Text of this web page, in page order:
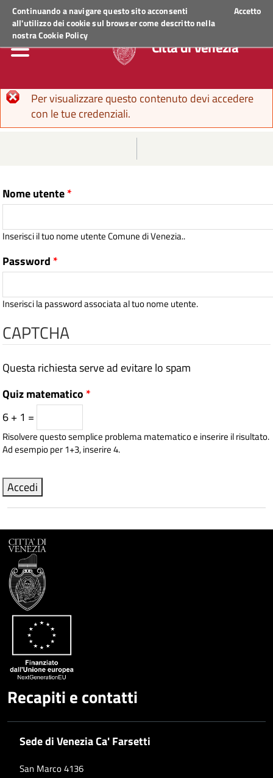
Continuando a navigare questo sito acconsenti
all'utilizzo dei cookie sul browser come descritto nella
nostraCookie Policy
Accetto
Regione Veneto ACCEDI AI SERVIZI
Città di Venezia
Messaggio di errore
Per visualizzare questo contenuto devi accedere
con le tue credenziali.
Nome utente*
Inserisci il tuo nome utente Comune di Venezia..
Password *
Inserisci la password associata al tuo nome utente.
CAPTCHA
Questa richiesta serve ad evitare lo spam
Quiz matematico *
6 + 1 =
Risolvere questo semplice problema matematico e inserire il risultato.
Ad esempio per 1+3, inserire 4.
Recapiti e contatti
Sede di Venezia Ca' Farsetti
San Marco 4136